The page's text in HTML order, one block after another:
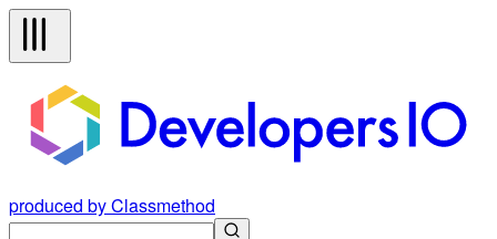
produced by Classmethod